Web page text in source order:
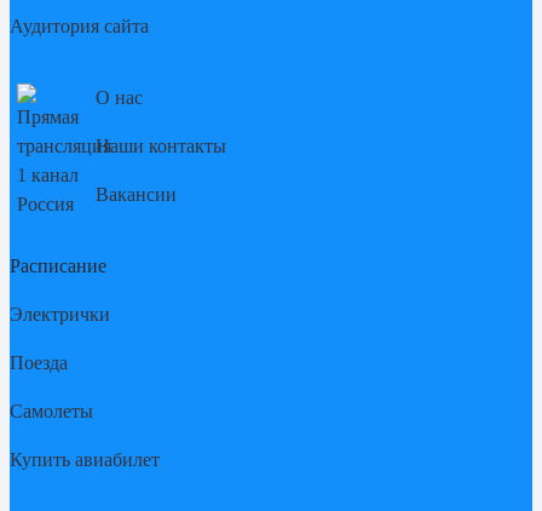
Аудитория сайта
О нас
Наши контакты
Вакансии
Расписание
Электрички
Поезда
Самолеты
Купить авиабилет